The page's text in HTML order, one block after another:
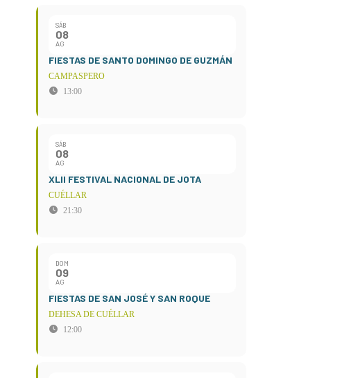
SÁB
08
AG
FIESTAS DE SANTO DOMINGO DE GUZMÁN
CAMPASPERO
13:00
SÁB
08
AG
XLII FESTIVAL NACIONAL DE JOTA
CUÉLLAR
21:30
DOM
09
AG
FIESTAS DE SAN JOSÉ Y SAN ROQUE
DEHESA DE CUÉLLAR
12:00